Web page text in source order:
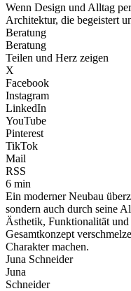
Wenn Design und Alltag
Architektur, die begeistert
Beratung
Beratung
Teilen und Herz zeigen
X
Facebook
Instagram
LinkedIn
YouTube
Pinterest
TikTok
Mail
RSS
6 min
Ein moderner Neubau
sondern auch durch seine
Ästhetik, Funktionalität
Gesamtkonzept
Charakter machen.
Juna Schneider
Juna
Schneider